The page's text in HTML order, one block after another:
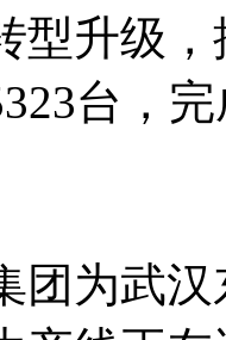
型升级
台，
为武汉